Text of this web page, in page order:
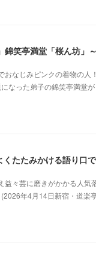
笑亭満堂「桜ん坊」
なじみピンクの着物の人
なった弟子の錦笑亭満堂
たたみかける語り口
々芸に磨きがかかる人気
年4月14日新宿・道